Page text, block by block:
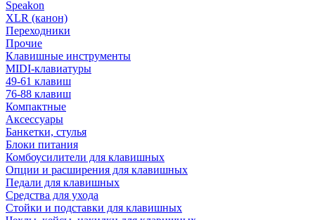
Speakon
XLR (канон)
Переходники
Прочие
Клавишные инструменты
MIDI-клавиатуры
49-61 клавиш
76-88 клавиш
Компактные
Аксессуары
Банкетки, стулья
Блоки питания
Комбоусилители для клавишных
Опции и расширения для клавишных
Педали для клавишных
Средства для ухода
Стойки и подставки для клавишных